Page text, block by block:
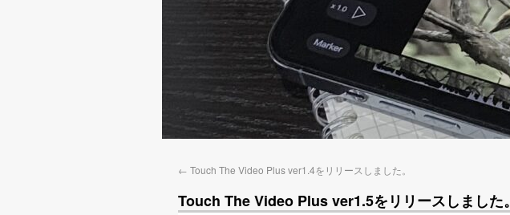
← Touch The Video Plus ver1.4をリリースしました。
Touch The Video Plus ver1.5をリリースしました。